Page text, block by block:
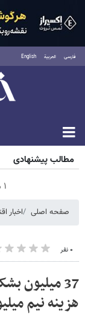
فارسی العربية English
مطالب پیشنهادی
۱ میلیارد اعتبار خرید طلا | بدون ضامن و چک
صفحه اصلی اخبار
۰ نفر
37
هزینه نیم